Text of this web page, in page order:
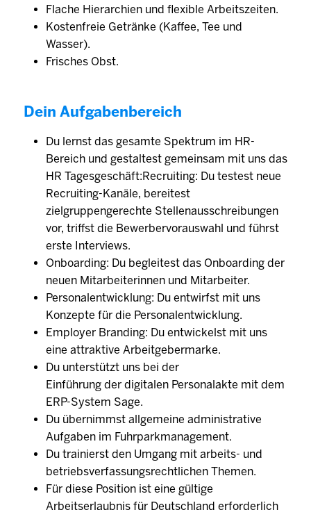
Flache Hierarchien und flexible Arbeitszeiten.
Kostenfreie Getränke (Kaffee, Tee und
Wasser).
Frisches Obst.
Dein Aufgabenbereich
Du lernst das gesamte Spektrum im HR-
Bereich und gestaltest gemeinsam mit uns das
HR Tagesgeschäft:Recruiting: Du testest neue
Recruiting-Kanäle, bereitest
zielgruppengerechte Stellenausschreibungen
vor, triffst die Bewerbervorauswahl und führst
erste Interviews.
Onboarding: Du begleitest das Onboarding der
neuen Mitarbeiterinnen und Mitarbeiter.
Personalentwicklung: Du entwirfst mit uns
Konzepte für die Personalentwicklung.
Employer Branding: Du entwickelst mit uns
eine attraktive Arbeitgebermarke.
Du unterstützt uns bei der
Einführung der digitalen Personalakte mit dem
ERP-System Sage.
Du übernimmst allgemeine administrative
Aufgaben im Fuhrparkmanagement.
Du trainierst den Umgang mit arbeits- und
betriebsverfassungsrechtlichen Themen.
Für diese Position ist eine gültige
Arbeitserlaubnis für Deutschland erforderlich